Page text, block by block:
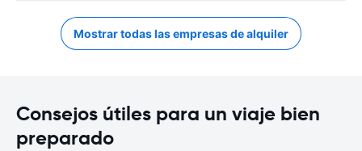
Mostrar todas las empresas de alquiler
Consejos útiles para un viaje bien
preparado